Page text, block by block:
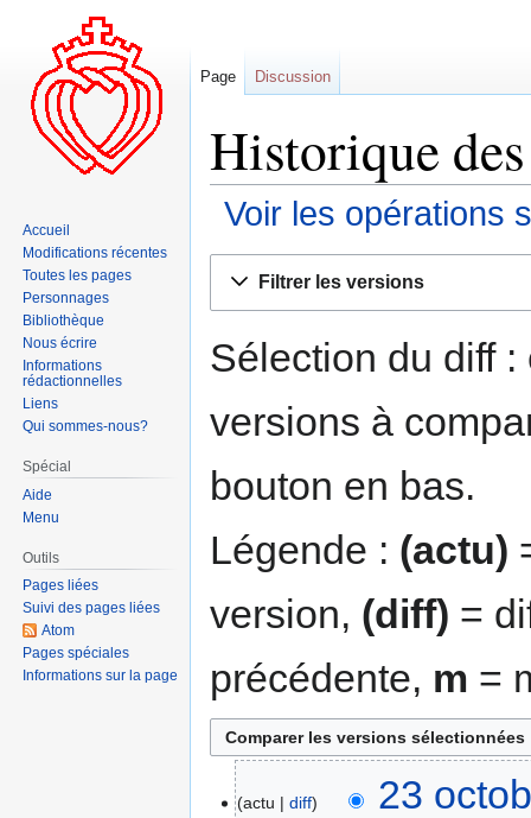
Historique
Voir les opérations
navigation
recherche
Filtrer les versions
Sélection du diff
versions à
bouton en bas.
Légende : (actu)
version, (diff) =
précédente, m =
actu diff 23
Page Discussion
Accueil
Modifications récentes
Toutes les pages
Personnages
Bibliothèque
Nous écrire
Informations
rédactionnelles
Liens
Qui sommes-nous?
Spécial
Aide
Menu
Outils
Pages liées
Suivi des pages liées
Atom
Pages spéciales
Informations sur la page